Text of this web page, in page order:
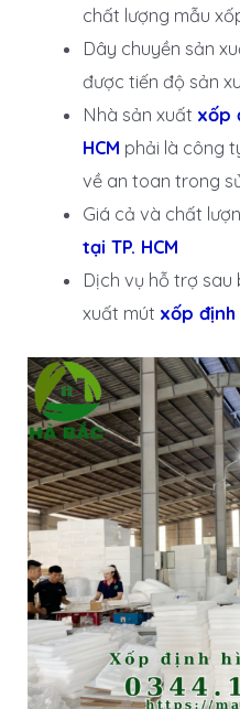
chất lượng mẫu
Dây chuyền sản
được tiến độ sản
Nhà sản xuất xốp
HCM phải là công
về an toan trong
Giá cả và chất
tại TP. HCM
Dịch vụ hỗ trợ
xuất mút xốp định